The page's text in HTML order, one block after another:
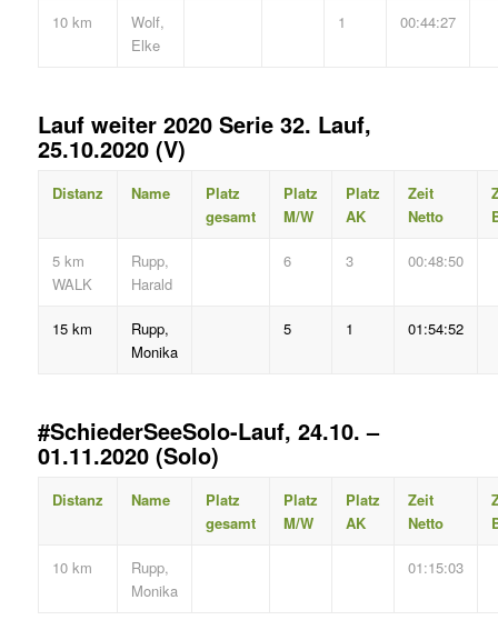
10 km
Wolf,
Elke
1 00:44:27
Lauf weiter 2020 Serie 32. Lauf,
25.10.2020 (V)
Distanz Name
Platz
gesamt
Platz
M/W
Platz
AK
Zeit
Netto
5 km
WALK
Rupp,
Harald
6 3 00:48:50
15 km
Rupp,
Monika
5 1 01:54:52
#SchiederSeeSolo-Lauf, 24.10. –
01.11.2020 (Solo)
Distanz Name
Platz
gesamt
Platz
M/W
Platz
AK
Zeit
Netto
10 km
Rupp,
Monika
01:15:03